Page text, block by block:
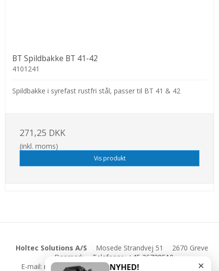
BT Spildbakke BT 41-42
4101241
Spildbakke i syrefast rustfri stål, passer til BT 41 & 42
271,25 DKK
(inkl. moms)
Vis produkt
Holtec Solutions A/S Mosede Strandvej 51
2670 Greve
Danmark
Telefonnr.: +45 36728510
E-mail: mail@holtecsolutions.dk CVR-nummer
18543907
×
NYHED!